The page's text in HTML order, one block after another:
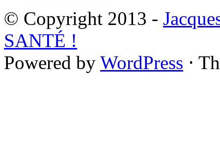
© Copyright 2013 -
SANTÉ !
Powered by WordPress ⋅